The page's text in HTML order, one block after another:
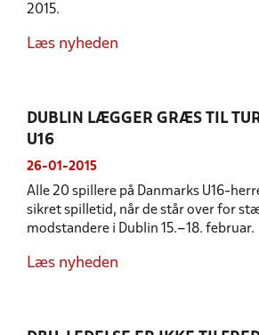
2015.
Læs nyheden
DUBLIN LÆGGER GRÆS TIL
U16
26-01-2015
Alle 20 spillere på Danmarks U16-
sikret spilletid, når de står over for
modstandere i Dublin 15.–18. februar.
Læs nyheden